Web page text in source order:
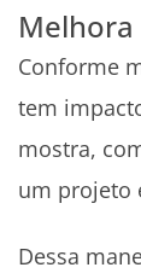
Melhora
Conforme
tem
mostra,
um projeto
Dessa